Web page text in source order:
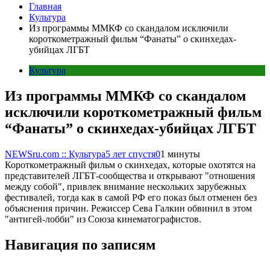
Главная
Культура
Из программы ММКФ со скандалом исключили
короткометражный фильм “Фанаты” о скинхедах-
убийцах ЛГБТ
Культура
Из программы ММКФ со скандалом
исключили короткометражный фильм
“Фанаты” о скинхедах-убийцах ЛГБТ
NEWSru.com :: Культура5 лет спустя01 минуты
Короткометражный фильм о скинхедах, которые охотятся на
представителей ЛГБТ-сообщества и открывают "отношения
между собой", привлек внимание нескольких зарубежных
фестивалей, тогда как в самой РФ его показ был отменен без
объяснения причин. Режиссер Сева Галкин обвинил в этом
"антигей-лобби" из Союза кинематографистов.
Навигация по записям